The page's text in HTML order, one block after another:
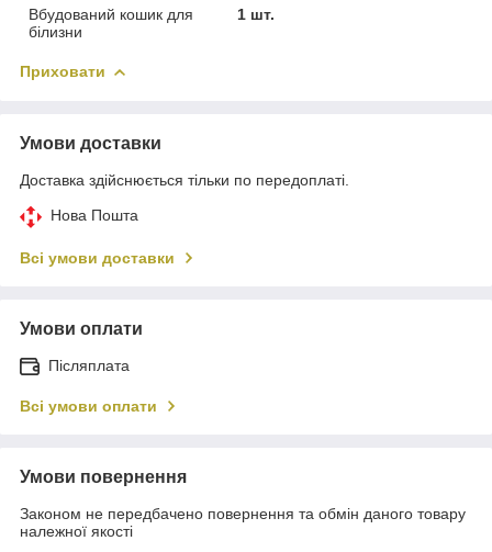
Вбудований кошик для
білизни
1 шт.
Приховати
Умови доставки
Доставка здійснюється тільки по передоплаті.
Нова Пошта
Всі умови доставки
Умови оплати
Післяплата
Всі умови оплати
Умови повернення
Законом не передбачено повернення та обмін даного товару
належної якості